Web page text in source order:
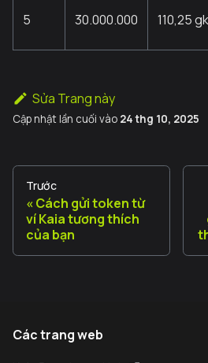
5 30.000.000 110,25
Sửa Trang này
Cập nhật lần cuối vào 24 thg 10, 2025
Trước
Cách gửi token từ
ví Kaia tương thích
của bạn
Các trang web